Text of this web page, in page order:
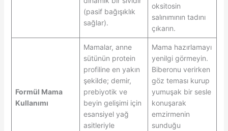
(pasif bağışıklık
sağlar).
oksitosin
salınımının tadını
çıkarın.
Formül Mama
Kullanımı
Mamalar, anne
sütünün protein
profiline en yakın
şekilde; demir,
prebiyotik ve
beyin gelişimi için
esansiyel yağ
asitleriyle
Mama hazırlamayı
yenilgi görmeyin.
Biberonu verirken
göz teması kurup
yumuşak bir sesle
konuşarak
emzirmenin
sunduğu